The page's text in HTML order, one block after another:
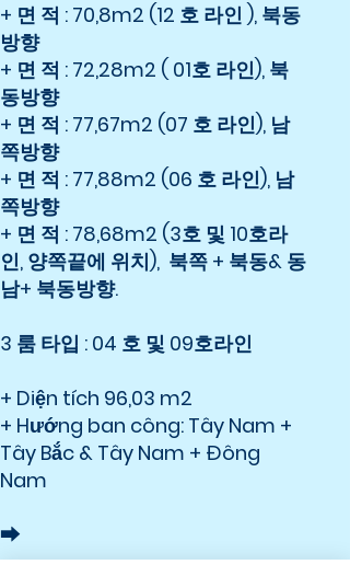
+ 면 적 : 70,8m2 (12 호 라인 ), 북동
방향
+ 면 적 : 72,28m2 ( 01호 라인), 북
동방향
+ 면 적 : 77,67m2 (07 호 라인), 남
쪽방향
+ 면 적 : 77,88m2 (06 호 라인), 남
쪽방향
+ 면 적 : 78,68m2 (3호 및 10호라
인, 양쪽끝에 위치), 북쪽 + 북동& 동
남+ 북동방향.
3 룸 타입 : 04 호 및 09호라인
+ Diện tích 96,03 m2
+ Hướng ban công: Tây Nam +
Tây Bắc & Tây Nam + Đông
Nam
➡